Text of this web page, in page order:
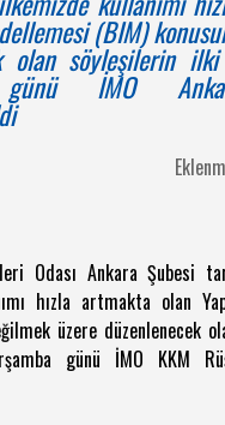
(BIM)
olan söyleşilerin
günü İMO
Odası Ankara Şubesi
hızla artmakta olan
üzere düzenlenecek
günü İMO KKM